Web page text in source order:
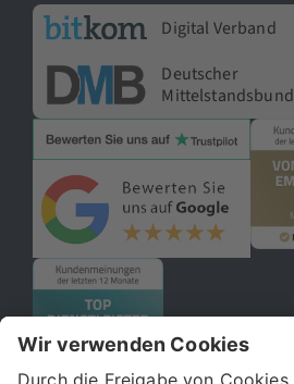
Digital Verband
Deutscher
Mittelstandsbund